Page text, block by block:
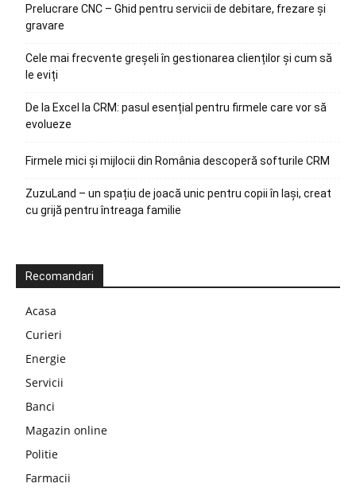
Prelucrare CNC – Ghid pentru servicii de debitare, frezare și
gravare
Cele mai frecvente greșeli în gestionarea clienților și cum să
le eviți
De la Excel la CRM: pasul esențial pentru firmele care vor să
evolueze
Firmele mici și mijlocii din România descoperă softurile CRM
ZuzuLand – un spațiu de joacă unic pentru copii în Iași, creat
cu grijă pentru întreaga familie
Recomandari
Acasa
Curieri
Energie
Servicii
Banci
Magazin online
Politie
Farmacii